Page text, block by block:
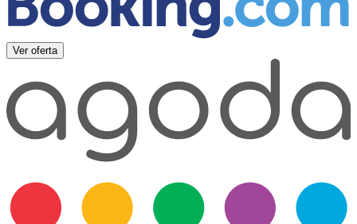
Ver oferta